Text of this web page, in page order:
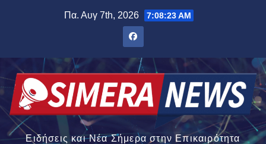
Πα. Αυγ 7th, 2026 7:08:24 AM
Ειδήσεις και Νέα Σήμερα στην Επικαιρότητα